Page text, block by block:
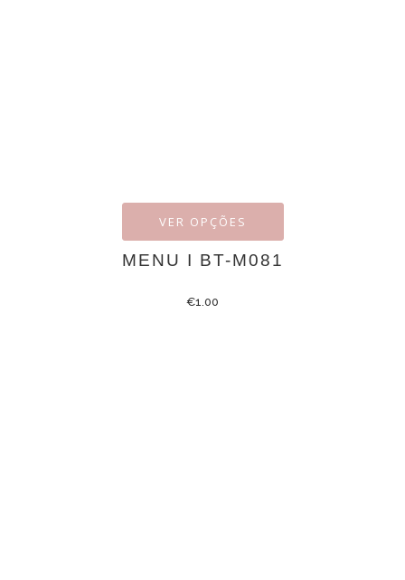
VER OPÇÕES
MENU I BT-M081
€1.00